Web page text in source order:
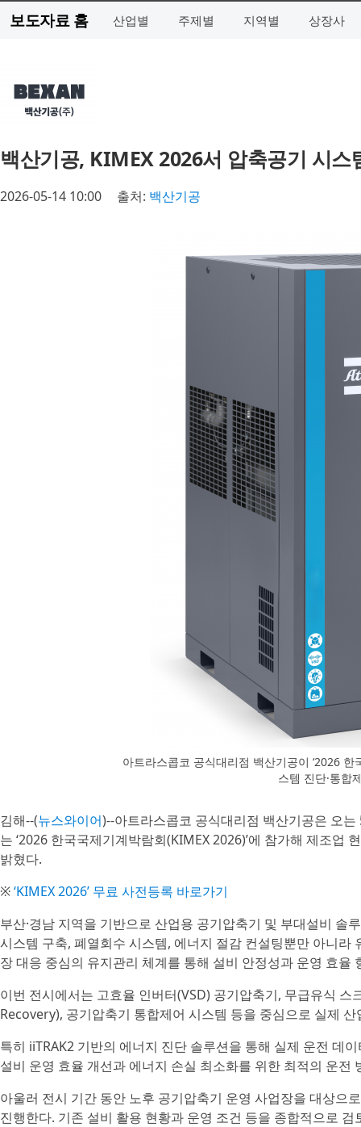
보도자료 홈 산업별 주제별 지역별 상장사
백산기공, KIMEX 2026서 압축공기 시스
2026-05-14 10:00 출처: 백산기공
아트라스콥코 공식대리점 백산기공이 ‘2026
스템 진단·통합
김해--(뉴스와이어)--아트라스콥코 공식대리점 백산기공은 오
는 ‘2026 한국국제기계박람회(KIMEX 2026)’에 참가해 제조
밝혔다.
※‘KIMEX 2026’ 무료 사전등록 바로가기
부산·경남 지역을 기반으로 산업용 공기압축기 및 부대설비
시스템 구축, 폐열회수 시스템, 에너지 절감 컨설팅뿐만 아니
장 대응 중심의 유지관리 체계를 통해 설비 안정성과 운영 효율
이번 전시에서는 고효율 인버터(VSD) 공기압축기, 무급유식
Recovery), 공기압축기 통합제어 시스템 등을 중심으로 실제
특히 iiTRAK2 기반의 에너지 진단 솔루션을 통해 실제 운전 데
설비 운영 효율 개선과 에너지 손실 최소화를 위한 최적의 운전
아울러 전시 기간 동안 노후 공기압축기 운영 사업장을 대상으
진행한다. 기존 설비 활용 현황과 운영 조건 등을 종합적으로